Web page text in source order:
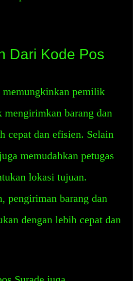
Dari Kode Pos
memungkinkan pemilik
barang dan
cepat dan efisien. Selain
memudahkan petugas
lokasi tujuan.
pengiriman barang dan
dengan lebih cepat dan